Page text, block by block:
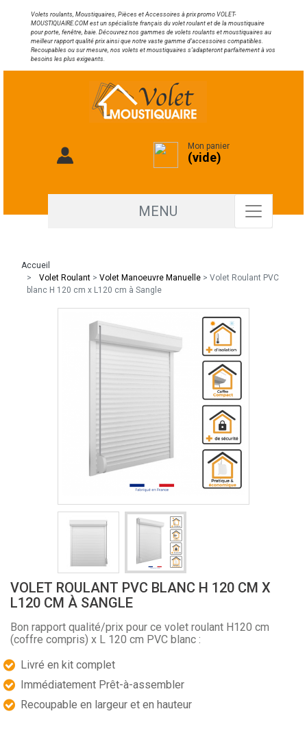
Volets roulants, Moustiquaires, Pièces et Accessoires à prix promo VOLET-
MOUSTIQUAIRE.COM est un spécialiste français du volet roulant et de la moustiquaire
pour porte, fenêtre, baie. Découvrez nos gammes de volets roulants et moustiquaires au
meilleur rapport qualité prix ainsi que notre vaste gamme d’accessoires compatibles.
Recoupables ou sur mesure, nos volets et moustiquaires s’adapteront parfaitement à vos
besoins les plus exigeants.
Mon panier
(vide)
MENU
Accueil
Volet Roulant > Volet Manoeuvre Manuelle > Volet Roulant PVC
blanc H 120 cm x L120 cm à Sangle
VOLET ROULANT PVC BLANC H 120 CM X
L120 CM À SANGLE
Bon rapport qualité/prix pour ce volet roulant H120 cm
(coffre compris) x L 120 cm PVC blanc :
Livré en kit complet
Immédiatement Prêt-à-assembler
Recoupable en largeur et en hauteur